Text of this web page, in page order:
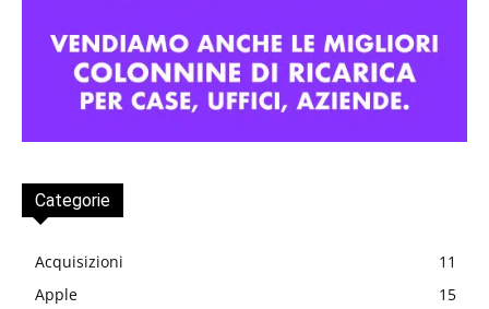
Categorie
Acquisizioni
11
Apple
15